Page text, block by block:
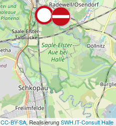
CC-BY-SA, RealisierungSWH.IT-Consult Halle